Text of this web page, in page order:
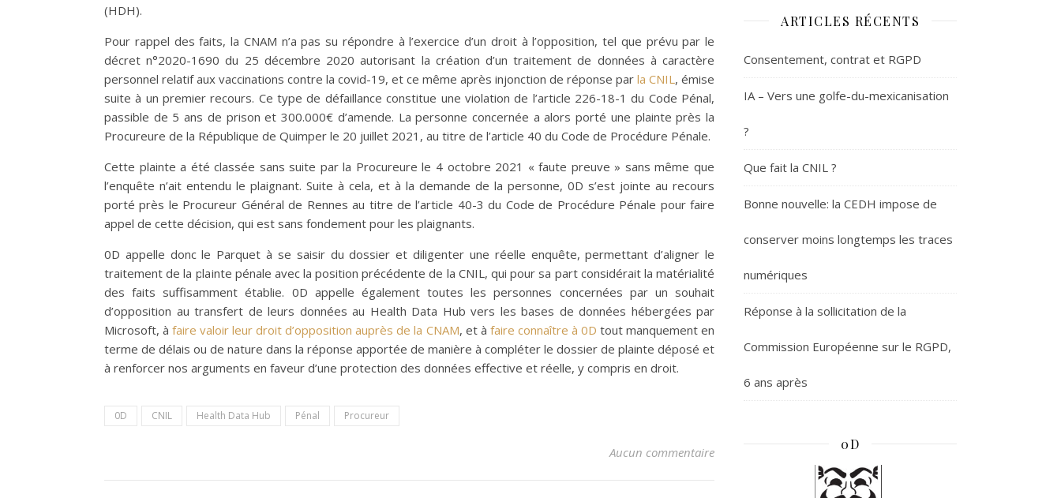
(HDH).
Pour rappel des faits, la CNAM n’a pas su répondre à l’exercice d’un droit à l’opposition, tel que prévu par le
décret n°2020-1690 du 25 décembre 2020 autorisant la création d’un traitement de données à caractère
personnel relatif aux vaccinations contre la covid-19, et ce même après injonction de réponse par la CNIL , émise
suite à un premier recours. Ce type de défaillance constitue une violation de l’article 226-18-1 du Code Pénal,
passible de 5 ans de prison et 300.000€ d’amende. La personne concernée a alors porté une plainte près la
Procureure de la République de Quimper le 20 juillet 2021, au titre de l’article 40 du Code de Procédure Pénale.
Cette plainte a été classée sans suite par la Procureure le 4 octobre 2021 « faute preuve » sans même que
l’enquête n’ait entendu le plaignant. Suite à cela, et à la demande de la personne, 0D s’est jointe au recours
porté près le Procureur Général de Rennes au titre de l’article 40-3 du Code de Procédure Pénale pour faire
appel de cette décision, qui est sans fondement pour les plaignants.
0D appelle donc le Parquet à se saisir du dossier et diligenter une réelle enquête, permettant d’aligner le
traitement de la plainte pénale avec la position précédente de la CNIL, qui pour sa part considérait la matérialité
des faits suffisamment établie. 0D appelle également toutes les personnes concernées par un souhait
d’opposition au transfert de leurs données au Health Data Hub vers les bases de données hébergées par
Microsoft, àfaire valoir leur droit d’opposition auprès de la CNAM, et à faire connaître à 0D tout manquement en
terme de délais ou de nature dans la réponse apportée de manière à compléter le dossier de plainte déposé et
à renforcer nos arguments en faveur d’une protection des données effective et réelle, y compris en droit.
0D CNIL Health Data Hub Pénal Procureur
Aucun commentaire
ARTICLES RÉCENTS
Consentement, contrat et RGPD
IA – Vers une golfe-du-mexicanisation
?
Que fait la CNIL ?
Bonne nouvelle: la CEDH impose de
conserver moins longtemps les traces
numériques
Réponse à la sollicitation de la
Commission Européenne sur le RGPD,
6 ans après
0D